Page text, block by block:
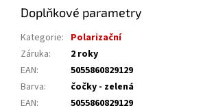
Doplňkové parametry
Kategorie: Polarizační
Záruka:
2 roky
EAN:
5055860829129
Barva:
čočky - zelená
EAN:
5055860829129